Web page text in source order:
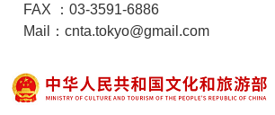
FAX ：03-3591-6886
Mail：cnta.tokyo@gmail.com